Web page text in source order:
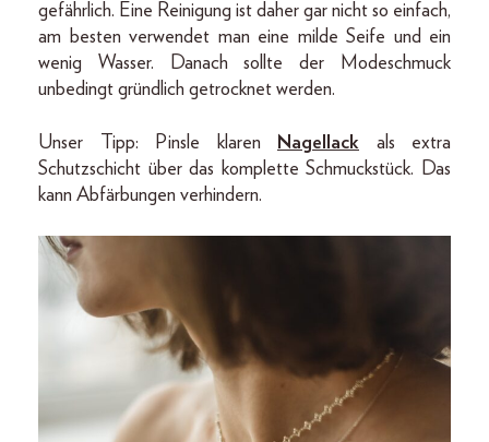
gefährlich. Eine Reinigung ist daher gar nicht so einfach,
am besten verwendet man eine milde Seife und ein
wenig Wasser. Danach sollte der Modeschmuck
unbedingt gründlich getrocknet werden.
Unser Tipp: Pinsle klaren Nagellack als extra
Schutzschicht über das komplette Schmuckstück. Das
kann Abfärbungen verhindern.